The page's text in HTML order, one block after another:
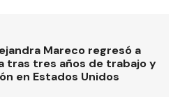
el cielorraso del Salón